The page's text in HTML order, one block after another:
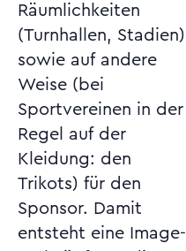
Räumlichkeiten
(Turnhallen, Stadien)
sowie auf andere
Weise (bei
Sportvereinen in der
Regel auf der
Kleidung: den
Trikots) für den
Sponsor. Damit
entsteht eine Image-
bei dem
Forderungen Dritter
aufgekauft werden,
auflegt und
verwaltet. Siehe
Branding, Cross-
Selling-Potential,
Kultursponsoring,
Product Placement,